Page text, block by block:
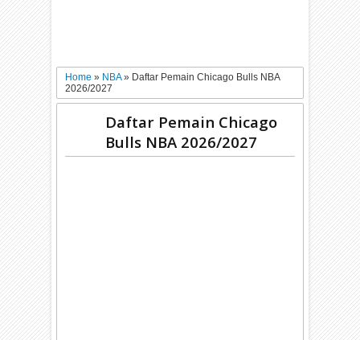
Home» NBA» Daftar Pemain Chicago Bulls NBA
2026/2027
Daftar Pemain Chicago
Bulls NBA 2026/2027